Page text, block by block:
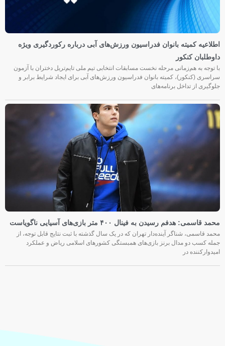
اطلاعیه کمیته بانوان فدراسیون ورزش‌های آبی درباره رکوردگیری ویژه
داوطلبان کنکور
با توجه به هم‌زمانی مرحله نخست مسابقات انتخابی تیم ملی تایم‌تریل دختران با آزمون
سراسری (کنکور)، کمیته بانوان فدراسیون ورزش‌های آبی برای ایجاد شرایط برابر و
جلوگیری از تداخل برنامه‌های
محمد قاسمی: هدفم رسیدن به فینال ۴۰۰ متر بازی‌های آسیایی ناگویاست
محمد قاسمی، شناگر آینده‌دار تهران که در یک سال گذشته با ثبت نتایج قابل توجه، از
جمله کسب دو مدال برنز بازی‌های همبستگی کشورهای اسلامی ریاض و عملکرد
امیدوارکننده در